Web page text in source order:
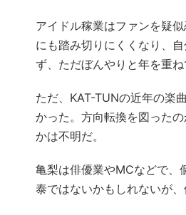
アイドル稼業はファンを疑
にも踏み切りにくくなり、
ず、ただぼんやりと年を重ね
ただ、KAT-TUNの近年の楽
かった。方向転換を図った
かは不明だ。
亀梨は俳優業やMCなどで、
泰ではないかもしれないが